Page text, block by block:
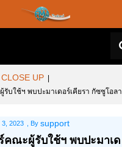
CLOSE UP
รับใช้ฯ พบปะมาเดอร์เคียรา กัซซูโอลา
2023 By support
คณะผู้รับใช้ฯ พบปะมาเด